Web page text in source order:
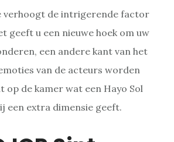
verhoogt de intrigerende factor
geeft u een nieuwe hoek om uw
een andere kant van het
van de acteurs worden
op de kamer wat een Hayo Sol
een extra dimensie geeft.